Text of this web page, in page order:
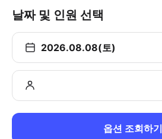
날짜 및 인원 선택
2026.08.08(토)
옵션 조회하기